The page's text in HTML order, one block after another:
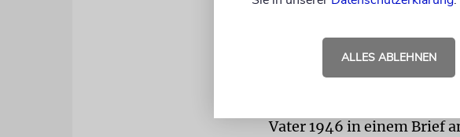
schreiben, die ein Leben
ebenso wie von der Schoa
Vater 1946 in einem Brief
ALLES ABLEHNEN